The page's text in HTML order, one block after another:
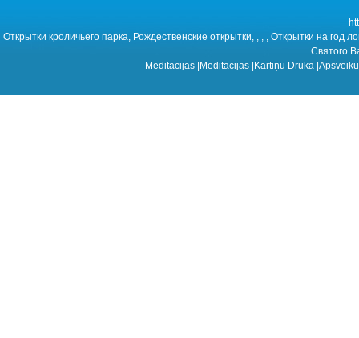
Открытки кроличьего парка, Рождественские открытки, , , , Открытки на
Святого
Meditācijas Meditācijas Kartiņu Druka